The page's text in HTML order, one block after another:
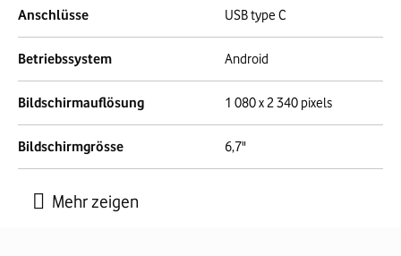
Anschlüsse USB type C
Betriebssystem Android
Bildschirmauflösung 1 080 x 2 340 pixels
Bildschirmgrösse 6,7"